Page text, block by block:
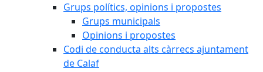
Grups polítics, opinions i propostes
Grups municipals
Opinions i propostes
Codi de conducta alts càrrecs ajuntament
de Calaf